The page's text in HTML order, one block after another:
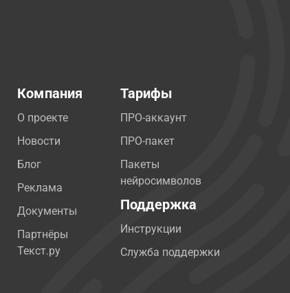
Компания
О проекте
Новости
Блог
Реклама
Документы
Партнёры
Текст.ру
Тарифы
ПРО-аккаунт
ПРО-пакет
Пакеты
нейросимволов
Поддержка
Инструкции
Служба поддержки